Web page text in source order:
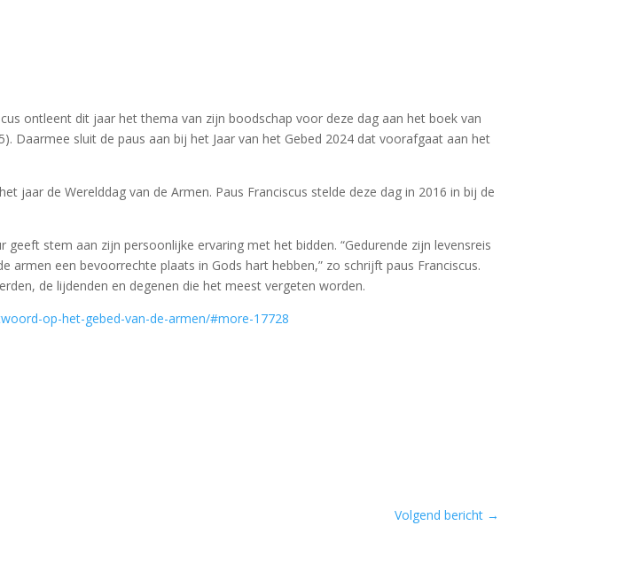
ontleent dit jaar het thema van zijn boodschap voor deze dag aan het boek van
Daarmee sluit de paus aan bij het Jaar van het Gebed 2024 dat voorafgaat aan het
jaar de Werelddag van de Armen. Paus Franciscus stelde deze dag in 2016 in bij de
stem aan zijn persoonlijke ervaring met het bidden. “Gedurende zijn levensreis
een bevoorrechte plaats in Gods hart hebben,” zo schrijft paus Franciscus.
de lijdenden en degenen die het meest vergeten worden.
op-het-gebed-van-de-armen/#more-17728
Volgend bericht→